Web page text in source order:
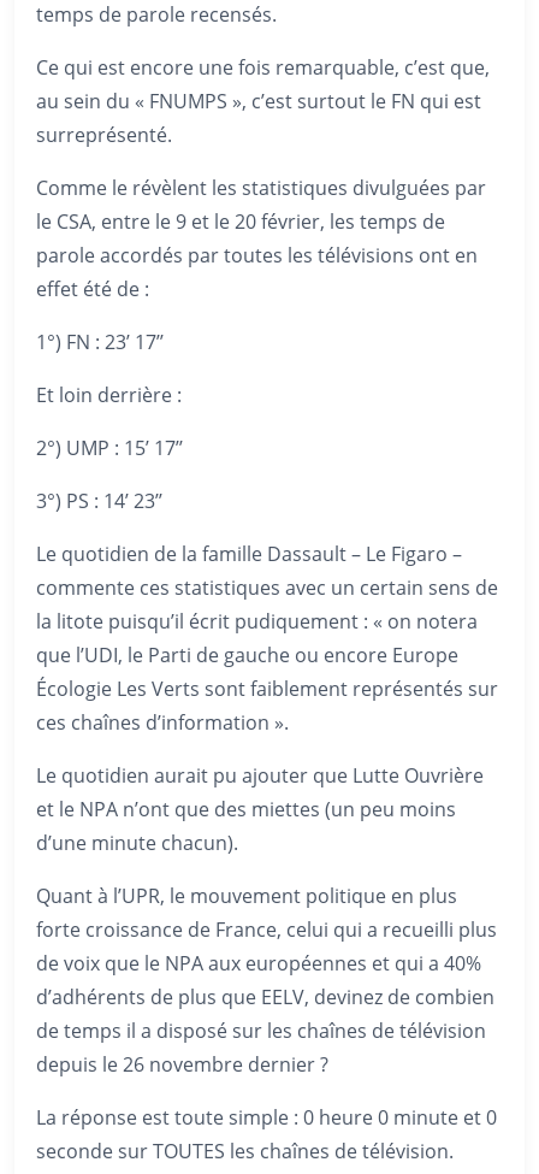
temps de parole recensés.
Ce qui est encore une fois remarquable, c’est que,
au sein du « FNUMPS », c’est surtout le FN qui est
surreprésenté.
Comme le révèlent les statistiques divulguées par
le CSA, entre le 9 et le 20 février, les temps de
parole accordés par toutes les télévisions ont en
effet été de :
1°) FN : 23’ 17’’
Et loin derrière :
2°) UMP : 15’ 17’’
3°) PS : 14’ 23’’
Le quotidien de la famille Dassault – Le Figaro –
commente ces statistiques avec un certain sens de
la litote puisqu’il écrit pudiquement : « on notera
que l’UDI, le Parti de gauche ou encore Europe
Écologie Les Verts sont faiblement représentés sur
ces chaînes d’information ».
Le quotidien aurait pu ajouter que Lutte Ouvrière
et le NPA n’ont que des miettes (un peu moins
d’une minute chacun).
Quant à l’UPR, le mouvement politique en plus
forte croissance de France, celui qui a recueilli plus
de voix que le NPA aux européennes et qui a 40%
d’adhérents de plus que EELV, devinez de combien
de temps il a disposé sur les chaînes de télévision
depuis le 26 novembre dernier ?
La réponse est toute simple : 0 heure 0 minute et 0
seconde sur TOUTES les chaînes de télévision.